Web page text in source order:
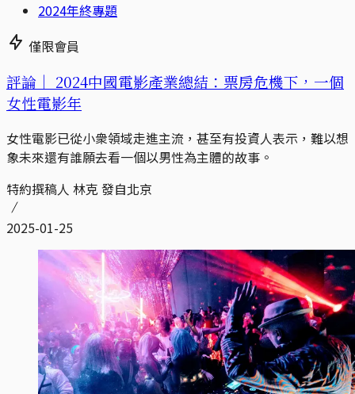
2024年終專題
僅限會員
評論｜ 2024中國電影產業總結：票房危機下，一個
女性電影年
女性電影已從小衆領域走進主流，甚至有投資人表示，難以想
象未來還有誰願去看一個以男性為主體的故事。
特約撰稿人 林克 發自北京
2025-01-25